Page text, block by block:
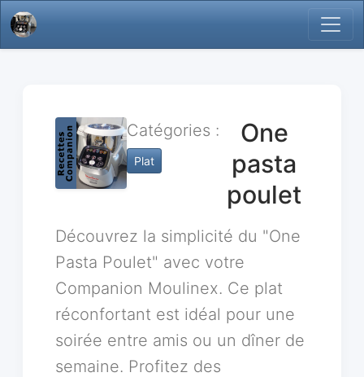
Catégories :
Plat
One
pasta
poulet
Découvrez la simplicité du "One
Pasta Poulet" avec votre
Companion Moulinex. Ce plat
réconfortant est idéal pour une
soirée entre amis ou un dîner de
semaine. Profitez des